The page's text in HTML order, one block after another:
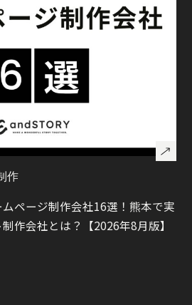
作
ページ制作会社16選！熊本で実
作会社とは？【2026年8月版】